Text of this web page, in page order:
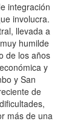
integración
involucra.
llevada a
humilde
de los años
y
y San
de
más de una